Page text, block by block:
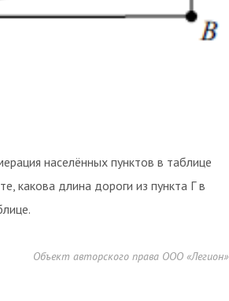
населённых пунктов в таблице
какова длина дороги из пункта Г в
Объект авторского права ООО «Легион»